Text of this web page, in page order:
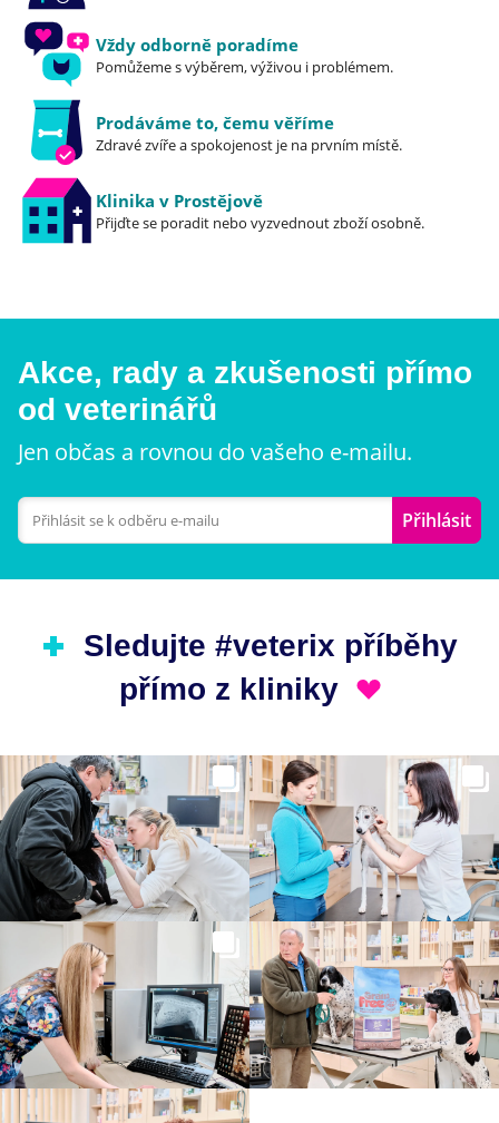
Vždy odborně poradíme
Pomůžeme s výběrem, výživou i problémem.
Prodáváme to, čemu věříme
Zdravé zvíře a spokojenost je na prvním místě.
Klinika v Prostějově
Přijďte se poradit nebo vyzvednout zboží osobně.
Akce, rady a zkušenosti přímo
od veterinářů
Jen občas a rovnou do vašeho e-mailu.
Přihlásit
Sledujte #veterix příběhy
přímo z kliniky